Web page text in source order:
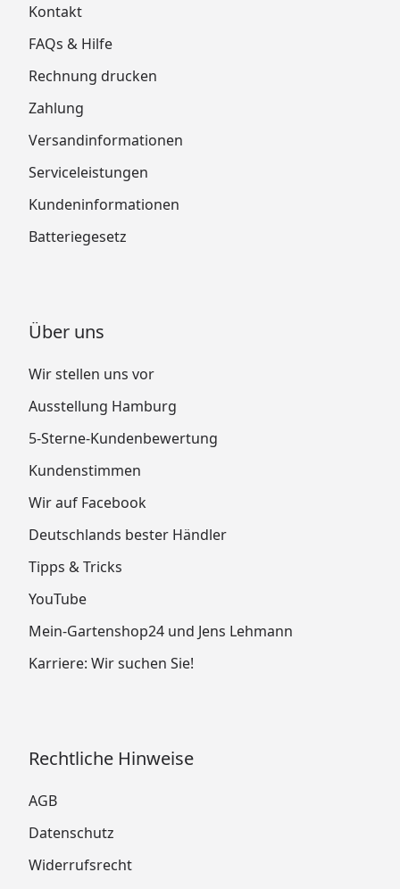
Kontakt
FAQs & Hilfe
Rechnung drucken
Zahlung
Versandinformationen
Serviceleistungen
Kundeninformationen
Batteriegesetz
Über uns
Wir stellen uns vor
Ausstellung Hamburg
5-Sterne-Kundenbewertung
Kundenstimmen
Wir auf Facebook
Deutschlands bester Händler
Tipps & Tricks
YouTube
Mein-Gartenshop24 und Jens Lehmann
Karriere: Wir suchen Sie!
Rechtliche Hinweise
AGB
Datenschutz
Widerrufsrecht